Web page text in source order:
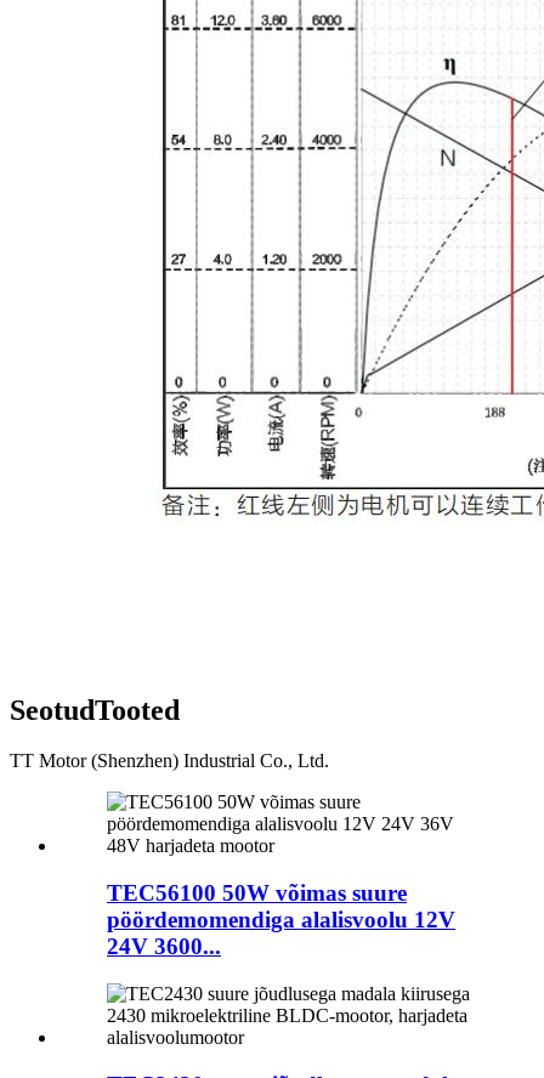
SeotudTooted
TT Motor (Shenzhen) Industrial Co., Ltd.
TEC56100 50W võimas suure
pöördemomendiga alalisvoolu 12V
24V 3600...